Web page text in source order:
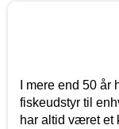
I mere end 50
fiskeudstyr til
har altid været et